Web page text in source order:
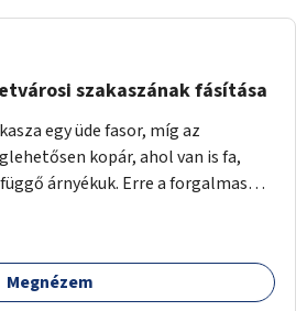
szülőt látni nap, mint, nap, sok az
Dupla kitáblázásokkal,
az aszfalt erősebb színre
szakaszának fásítása
egy üde fasor, míg az
kopár, ahol van is fa,
árnyékuk. Erre a forgalmas
Megnézem